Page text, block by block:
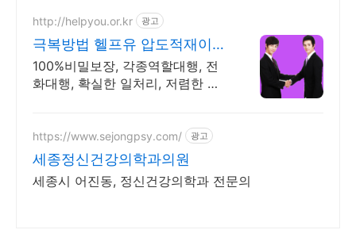
http://helpyou.or.kr 광고
극복방법 헬프유 압도적재이용
역할대행, 상황연출 전문업체
100%비밀보장, 각종역할대행, 전
화대행, 확실한 일처리, 저렴한 비
주세요. 다양한 문제 해결가능
https://www.sejongpsy.com/ 광고
세종정신건강의학과의원
세종시 어진동, 정신건강의학과 전문의